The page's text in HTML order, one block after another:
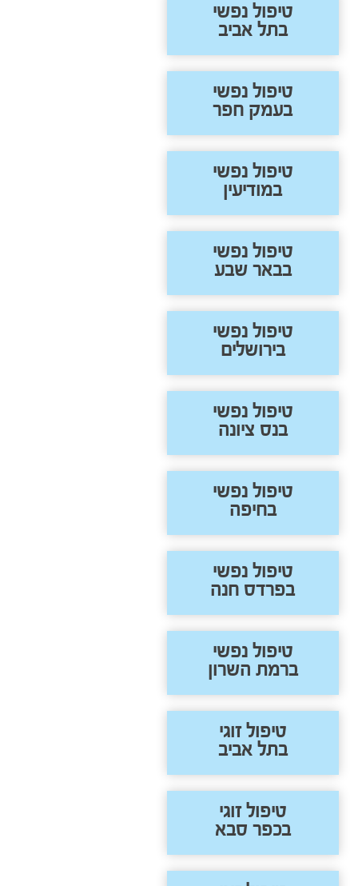
טיפול נפשי
בתל אביב
טיפול נפשי
בעמק חפר
טיפול נפשי
במודיעין
טיפול נפשי
בבאר שבע
טיפול נפשי
בירושלים
טיפול נפשי
בנס ציונה
טיפול נפשי
בחיפה
טיפול נפשי
בפרדס חנה
טיפול נפשי
ברמת השרון
טיפול זוגי
בתל אביב
טיפול זוגי
בכפר סבא